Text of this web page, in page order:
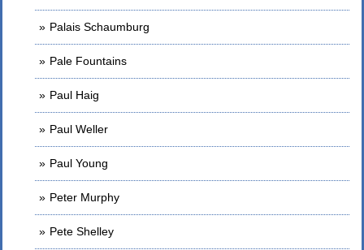
Palais Schaumburg
Pale Fountains
Paul Haig
Paul Weller
Paul Young
Peter Murphy
Pete Shelley